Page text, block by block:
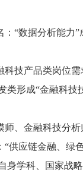
“数据分析能力
技产品类岗位
类形成“金融科
、金融科技分
供应链金融、绿
身学科、国家战